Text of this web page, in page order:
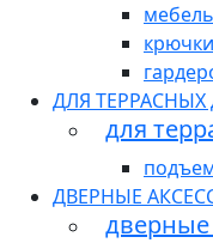
крючки
ДЛЯ ТЕРРАСНЫХ
для
ДВЕРНЫЕ
дверные